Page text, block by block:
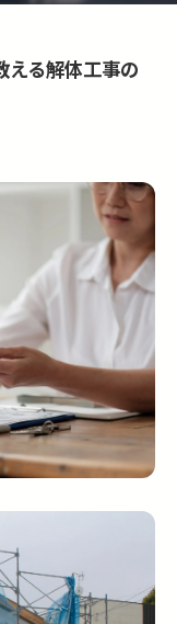
える解体工事の